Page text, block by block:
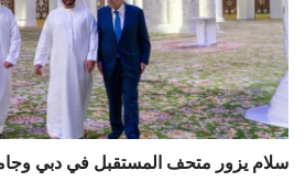
سلام يزور متحف المستقبل في دبي